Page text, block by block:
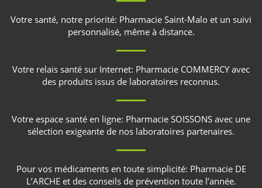
Votre santé, notre priorité: Pharmacie Saint-Malo et un suivi
personnalisé, même à distance.
Votre relais santé sur Internet: Pharmacie COMMERCYavec
des produits issus de laboratoires reconnus.
Votre espace santé en ligne: Pharmacie SOISSONS avec une
sélection exigeante de nos laboratoires partenaires.
Pour vos médicaments en toute simplicité: Pharmacie DE
L’ARCHEet des conseils de prévention toute l’année.